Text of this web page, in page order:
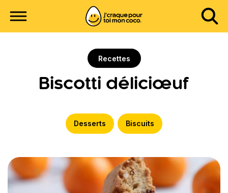
Recettes
Biscotti déliciœuf
Desserts Biscuits